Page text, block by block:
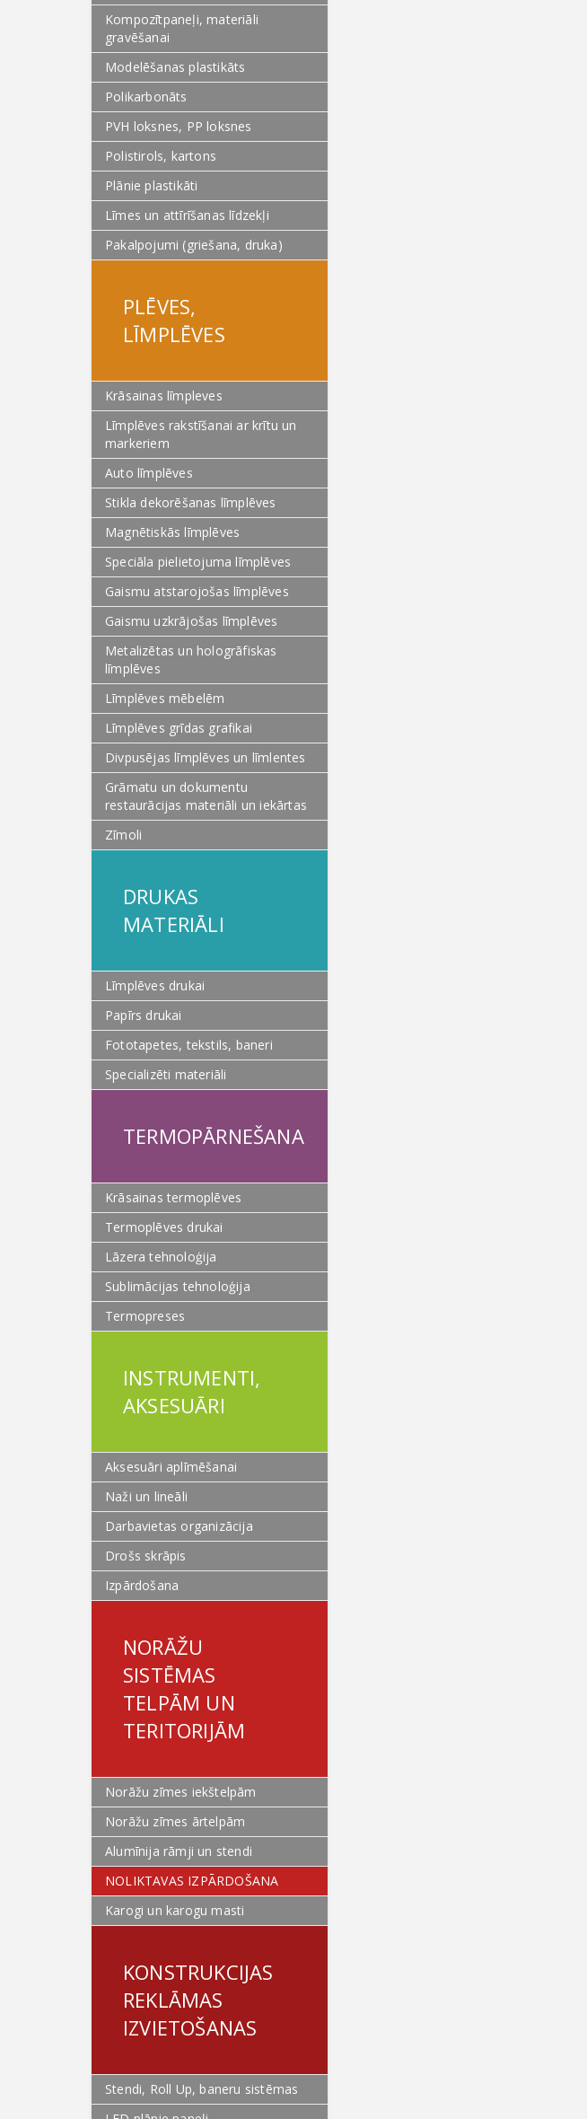
Kompozītpaneļi, materiāli
gravēšanai
Modelēšanas plastikāts
Polikarbonāts
PVH loksnes, PP loksnes
Polistirols, kartons
Plānie plastikāti
Līmes un attīrīšanas līdzekļi
Pakalpojumi (griešana, druka)
PLĒVES,
LĪMPLĒVES
Krāsainas līmpleves
Līmplēves rakstīšanai ar krītu un
markeriem
Auto līmplēves
Stikla dekorēšanas līmplēves
Magnētiskās līmplēves
Speciāla pielietojuma līmplēves
Gaismu atstarojošas līmplēves
Gaismu uzkrājošas līmplēves
Metalizētas un hologrāfiskas
līmplēves
Līmplēves mēbelēm
Līmplēves grīdas grafikai
Divpusējas līmplēves un līmlentes
Grāmatu un dokumentu
restaurācijas materiāli un iekārtas
Zīmoli
DRUKAS
MATERIĀLI
Līmplēves drukai
Papīrs drukai
Fototapetes, tekstils, baneri
Specializēti materiāli
TERMOPĀRNEŠANA
Krāsainas termoplēves
Termoplēves drukai
Lāzera tehnoloģija
Sublimācijas tehnoloģija
Termopreses
INSTRUMENTI,
AKSESUĀRI
Aksesuāri aplīmēšanai
Naži un lineāli
Darbavietas organizācija
Drošs skrāpis
Izpārdošana
NORĀŽU
SISTĒMAS
TELPĀM UN
TERITORIJĀM
Norāžu zīmes iekštelpām
Norāžu zīmes ārtelpām
Alumīnija rāmji un stendi
NOLIKTAVAS IZPĀRDOŠANA
Karogi un karogu masti
KONSTRUKCIJAS
REKLĀMAS
IZVIETOŠANAS
Stendi, Roll Up, baneru sistēmas